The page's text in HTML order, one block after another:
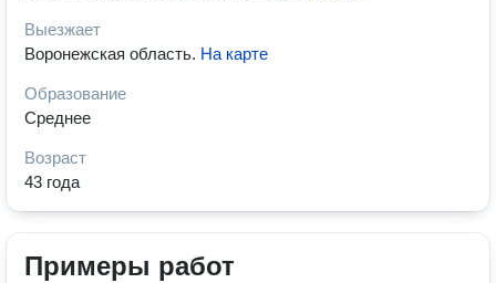
Выезжает
Воронежская область. На карте
Образование
Среднее
Возраст
43 года
Примеры работ